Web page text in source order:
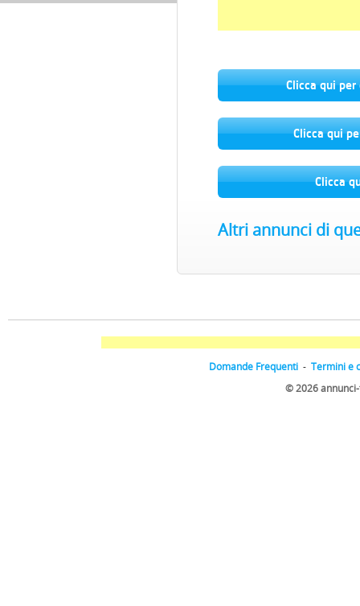
Clicca qui
Clicca qui
Clicca
Altri annunci di
Domande Frequenti - Termini e
© 2026